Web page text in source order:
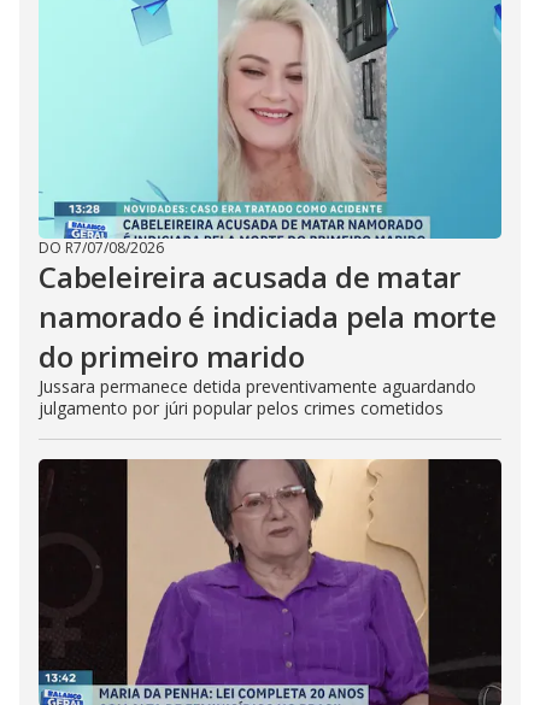
DO R7/07/08/2026
Cabeleireira acusada de matar
namorado é indiciada pela morte
do primeiro marido
Jussara permanece detida preventivamente aguardando
julgamento por júri popular pelos crimes cometidos